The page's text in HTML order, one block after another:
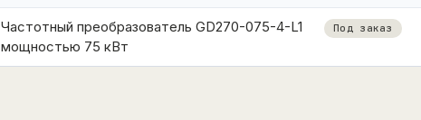
Частотный преобразователь GD270-075-4-L1
мощностью 75 кВт
Под заказ